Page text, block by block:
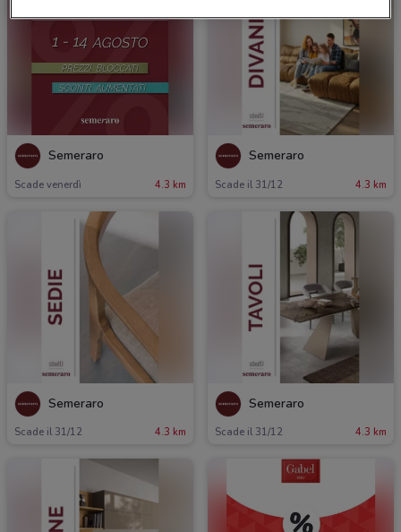
Semeraro
Scade venerdì 4.3 km
Semeraro
Scade il 31/12 4.3 km
Semeraro
Scade il 31/12 4.3 km
Semeraro
Scade il 31/12 4.3 km